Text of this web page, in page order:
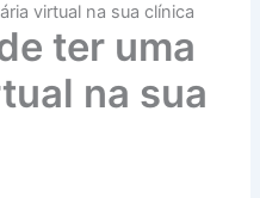
virtual na sua clínica
ter uma
na sua